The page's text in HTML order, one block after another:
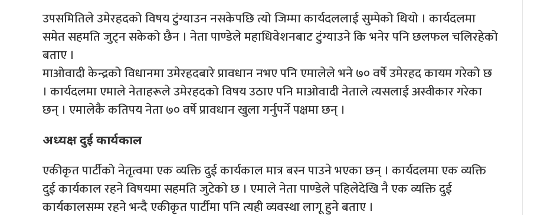
उपसमितिले उमेरहदको विषय टुंग्याउन नसकेपछि त्यो जिम्मा कार्यदललाई सुम्पेको थियो । कार्यदलमा
समेत सहमति जुट्न सकेको छैन । नेता पाण्डेले महाधिवेशनबाट टुंग्याउने कि भनेर पनि छलफल चलिरहेको
बताए ।
माओवादी केन्द्रको विधानमा उमेरहदबारे प्रावधान नभए पनि एमालेले भने ७० वर्षे उमेरहद कायम गरेको छ
। कार्यदलमा एमाले नेताहरूले उमेरहदको विषय उठाए पनि माओवादी नेताले त्यसलाई अस्वीकार गरेका
छन् । एमालेकै कतिपय नेता ७० वर्षे प्रावधान खुला गर्नुपर्ने पक्षमा छन् ।
अध्यक्ष दुई कार्यकाल
एकीकृत पार्टीको नेतृत्वमा एक व्यक्ति दुई कार्यकाल मात्र बस्न पाउने भएका छन् । कार्यदलमा एक व्यक्ति
दुई कार्यकाल रहने विषयमा सहमति जुटेको छ । एमाले नेता पाण्डेले पहिलेदेखि नै एक व्यक्ति दुई
कार्यकालसम्म रहने भन्दै एकीकृत पार्टीमा पनि त्यही व्यवस्था लागू हुने बताए ।